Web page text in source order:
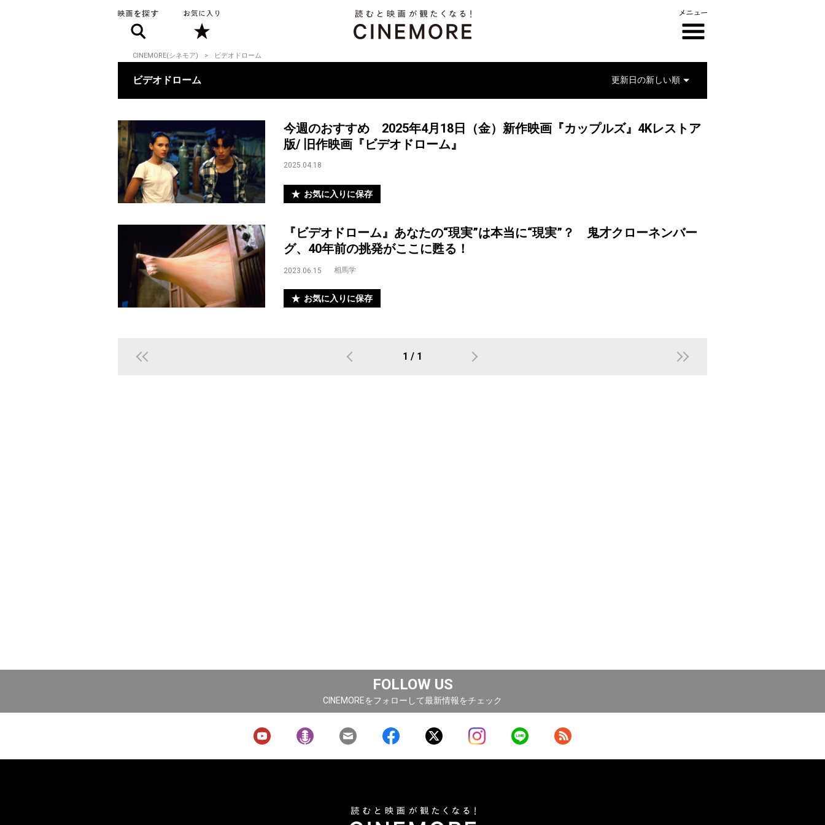
CINEMORE(シネモア) ビデオドローム
ビデオドローム
今週のおすすめ 2025年4月18日（金）新作映画『カップルズ』4Kレストア
版/ 旧作映画『ビデオドローム』
2025.04.18
お気に入りに保存
『ビデオドローム』あなたの“現実”は本当に“現実”？ 鬼才クローネンバー
グ、40年前の挑発がここに甦る！
2023.06.15 相馬学
お気に入りに保存
1 / 1
FOLLOW US
CINEMOREをフォローして最新情報をチェック